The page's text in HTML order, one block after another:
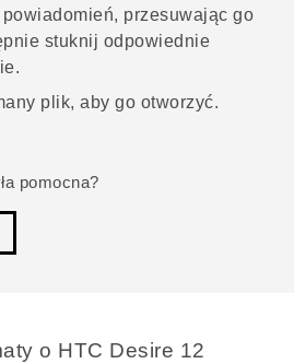
przesuwając go
stuknij odpowiednie
plik, aby go otworzyć.
pomocna?
o HTC Desire 12